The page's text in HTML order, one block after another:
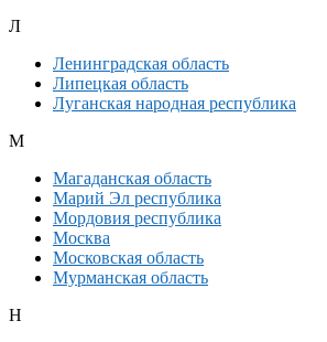
Л
Ленинградская область
Липецкая область
Луганская народная республика
М
Магаданская область
Марий Эл республика
Мордовия республика
Москва
Московская область
Мурманская область
Н